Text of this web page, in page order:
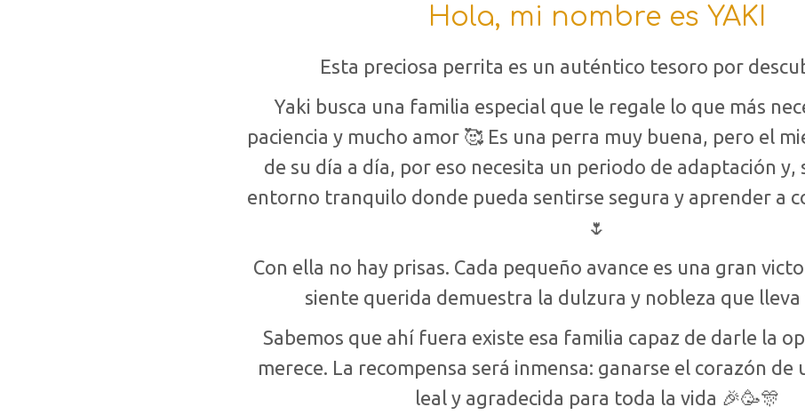
Hola, mi nombre es YAKI
Esta preciosa perrita es un auténtico tesoro por
Yaki busca una familia especial que le regale lo que más
paciencia y mucho amor 🥰 Es una perra muy buena, pero el
de su día a día, por eso necesita un periodo de adaptación y,
entorno tranquilo donde pueda sentirse segura y aprender a
🌷
Con ella no hay prisas. Cada pequeño avance es una gran
siente querida demuestra la dulzura y nobleza que
Sabemos que ahí fuera existe esa familia capaz de darle la
merece. La recompensa será inmensa: ganarse el corazón de
leal y agradecida para toda la vida 🎉🥳🎊